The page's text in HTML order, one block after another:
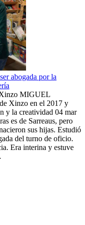
abogada por la
MIGUEL
Xinzo en el 2017 y
y la creatividad 04 mar
es de Sarreaus, pero
sus hijas. Estudió
del turno de oficio.
Era interina y estuve